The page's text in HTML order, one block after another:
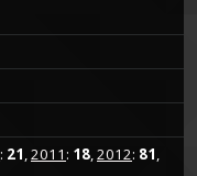
: 21,2011 : 18,2012: 81,